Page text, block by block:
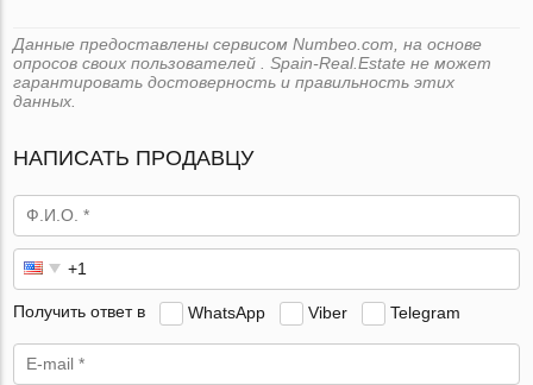
Данные предоставлены сервисом Numbeo.com, на основе
опросов своих пользователей . Spain-Real.Estate не может
гарантировать достоверность и правильность этих
данных.
НАПИСАТЬ ПРОДАВЦУ
Получить ответ в WhatsApp Viber Telegram